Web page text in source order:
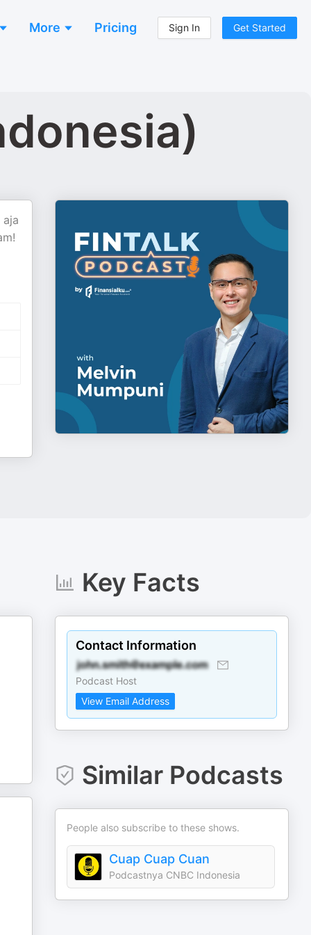
More Pricing Sign In Get Started
aja
Key Facts
Contact Information
Podcast Host
View Email Address
Similar Podcasts
People also subscribe to these shows.
Cuap Cuap Cuan
Podcastnya CNBC Indonesia